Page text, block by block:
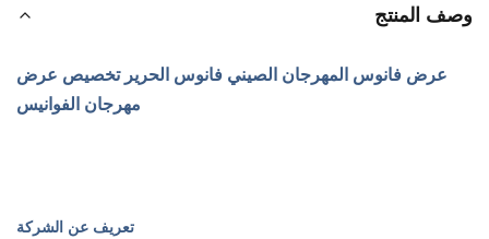
وصف المنتج
عرض فانوس المهرجان الصيني فانوس الحرير تخصيص عرض
مهرجان الفوانيس
تعريف عن الشركة